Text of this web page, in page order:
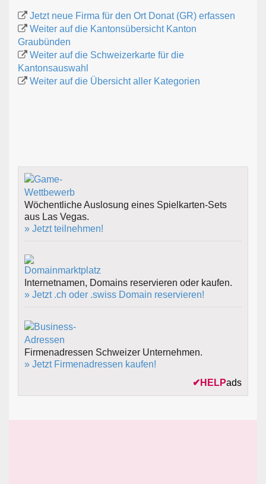
Jetzt neue Firma für den Ort Donat (GR) erfassen
Weiter auf die Kantonsübersicht Kanton
Graubünden
Weiter auf die Schweizerkarte für die
Kantonsauswahl
Weiter auf die Übersicht aller Kategorien
Wöchentliche Auslosung eines Spielkarten-Sets
aus Las Vegas.
» Jetzt teilnehmen!
Internetnamen, Domains reservieren oder kaufen.
» Jetzt .ch oder .swiss Domain reservieren!
Firmenadressen Schweizer Unternehmen.
» Jetzt Firmenadressen kaufen!
✔ HELPads